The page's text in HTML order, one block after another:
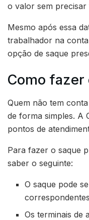
o valor sem precisar
Mesmo após essa
trabalhador na
opção de saque
Como fazer
Quem não tem
de forma simples. A
pontos de
Para fazer o saque
saber o seguinte:
O saque pode
Os terminais de